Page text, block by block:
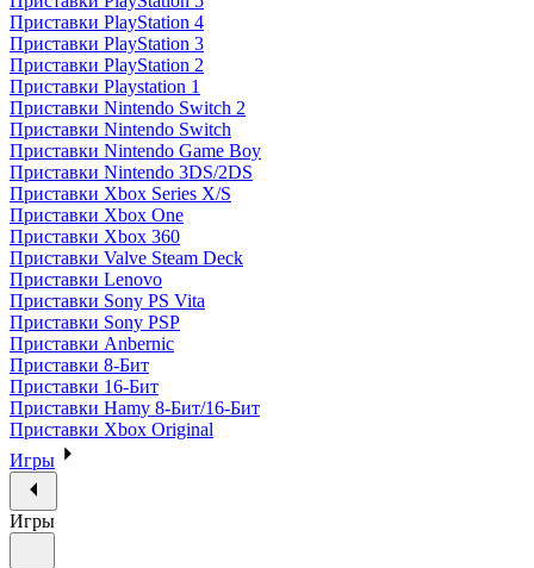
Приставки PlayStation 4
Приставки PlayStation 3
Приставки PlayStation 2
Приставки Playstation 1
Приставки Nintendo Switch 2
Приставки Nintendo Switch
Приставки Nintendo Game Boy
Приставки Nintendo 3DS/2DS
Приставки Xbox Series X/S
Приставки Xbox One
Приставки Xbox 360
Приставки Valve Steam Deck
Приставки Lenovo
Приставки Sony PS Vita
Приставки Sony PSP
Приставки Anbernic
Приставки 8-Бит
Приставки 16-Бит
Приставки Hamy 8-Бит/16-Бит
Приставки Xbox Original
Игры
Игры